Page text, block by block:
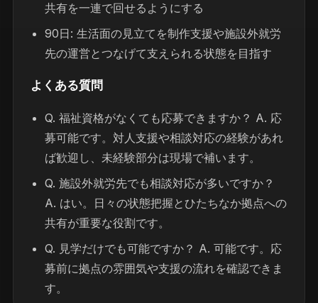
共有を一連で回せるようにする
90日: 生活面の見立てを制作支援や施設外就労
先の運営とつなげて支えられる状態を目指す
よくある質問
Q. 福祉資格がなくても応募できますか？ A. 応
募可能です。対人支援や相談対応の経験があれ
ば歓迎し、未経験部分は現場で補います。
Q. 施設外就労先でも相談対応が多いですか？
A. はい。日々の状態把握とひたちなか拠点への
共有が重要な役割です。
Q. 見学だけでも可能ですか？ A. 可能です。応
募前に拠点の雰囲気や支援の流れを確認できま
す。